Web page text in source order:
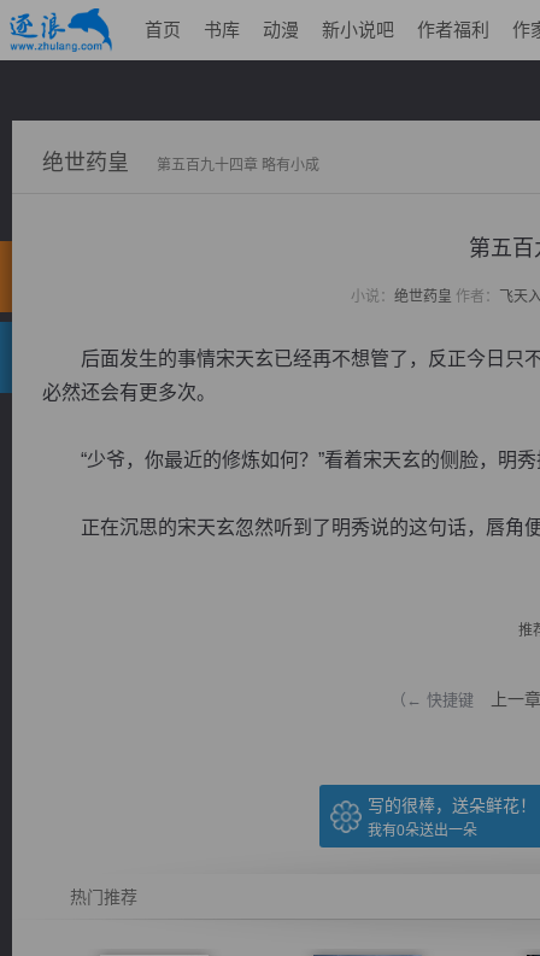
首页 书库 动漫 新小说吧 作者福利 作
绝世药皇 第五百九十四章 略有小成
第五百
小说： 绝世药皇 作者： 飞天
后面发生的事情宋天玄已经再不想管了，反正今日只
必然还会有更多次。
“少爷，你最近的修炼如何？”看着宋天玄的侧脸，明秀
正在沉思的宋天玄忽然听到了明秀说的这句话，唇角
推
（← 快捷键 上一章
写的很棒，送朵鲜花！
我有0朵送出一朵
热门推荐